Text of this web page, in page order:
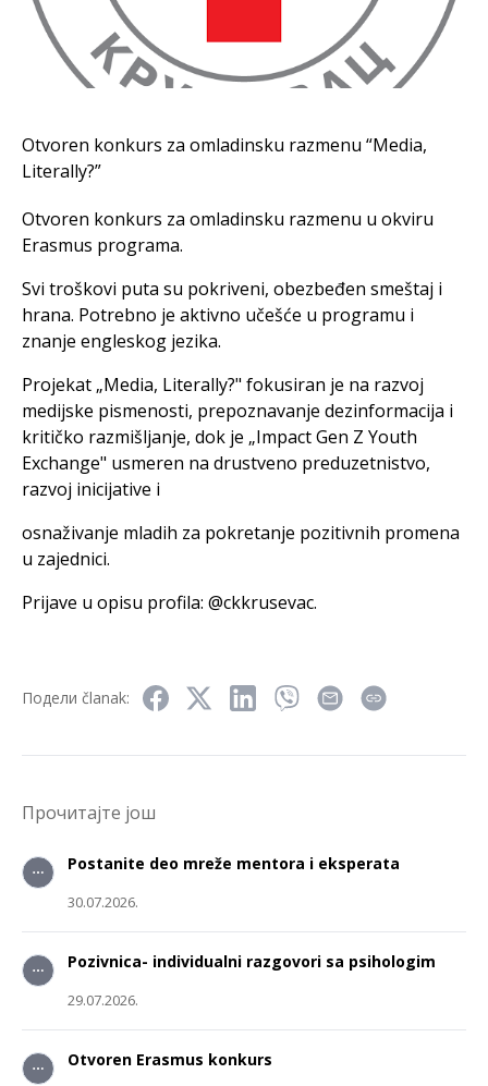
Otvoren konkurs za omladinsku razmenu “Media,
Literally?”
Otvoren konkurs za omladinsku razmenu u okviru
Erasmus programa.
Svi troškovi puta su pokriveni, obezbeđen smeštaj i
hrana. Potrebno je aktivno učešće u programu i
znanje engleskog jezika.
Projekat „Media, Literally?" fokusiran je na razvoj
medijske pismenosti, prepoznavanje dezinformacija i
kritičko razmišljanje, dok je „Impact Gen Z Youth
Exchange" usmeren na drustveno preduzetnistvo,
razvoj inicijative i
osnaživanje mladih za pokretanje pozitivnih promena
u zajednici.
Prijave u opisu profila: @ckkrusevac.
Подели članak:
Прочитајте још
Postanite deo mreže mentora i eksperata
30.07.2026.
Pozivnica- individualni razgovori sa psihologim
29.07.2026.
Otvoren Erasmus konkurs